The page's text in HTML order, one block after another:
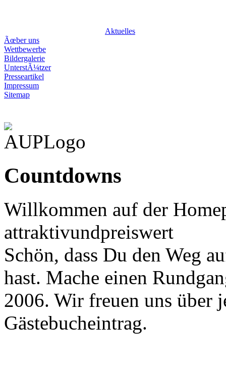
Aktuelles
Ãœber uns
Wettbewerbe
Bildergalerie
UnterstÃ¼tzer
Presseartikel
Impressum
Sitemap
Countdowns
Willkommen auf der
attraktivundpreiswert
Schön, dass Du den Weg
hast. Mache einen
2006. Wir freuen uns über
Gästebucheintrag.